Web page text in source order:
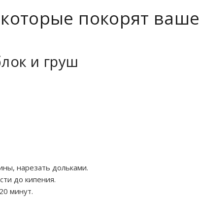
покорят ваше
и груш
нарезать дольками.
до кипения.
минут.